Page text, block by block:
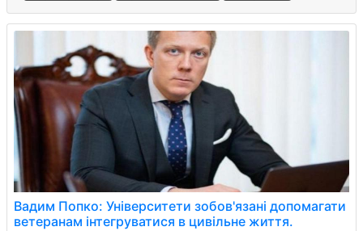
Вадим Попко: Університети зобов'язані допомагати
ветеранам інтегруватися в цивільне життя.